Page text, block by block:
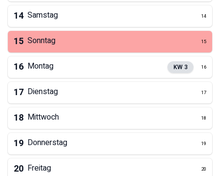
14 Samstag 14
15 Sonntag 15
16 Montag KW 3 16
17 Dienstag 17
18 Mittwoch 18
19 Donnerstag 19
20 Freitag 20